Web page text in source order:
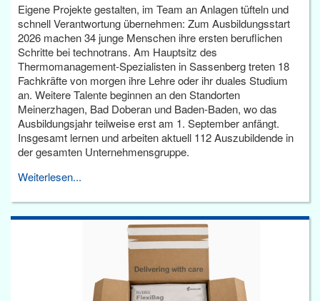
Eigene Projekte gestalten, im Team an Anlagen tüfteln und
schnell Verantwortung übernehmen: Zum Ausbildungsstart
2026 machen 34 junge Menschen ihre ersten beruflichen
Schritte bei technotrans. Am Hauptsitz des
Thermomanagement-Spezialisten in Sassenberg treten 18
Fachkräfte von morgen ihre Lehre oder ihr duales Studium
an. Weitere Talente beginnen an den Standorten
Meinerzhagen, Bad Doberan und Baden-Baden, wo das
Ausbildungsjahr teilweise erst am 1. September anfängt.
Insgesamt lernen und arbeiten aktuell 112 Auszubildende in
der gesamten Unternehmensgruppe.
Weiterlesen...